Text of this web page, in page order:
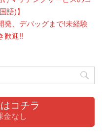
語)】
発、デバッグまで!未経験
歓迎!!
コチラ
金なし